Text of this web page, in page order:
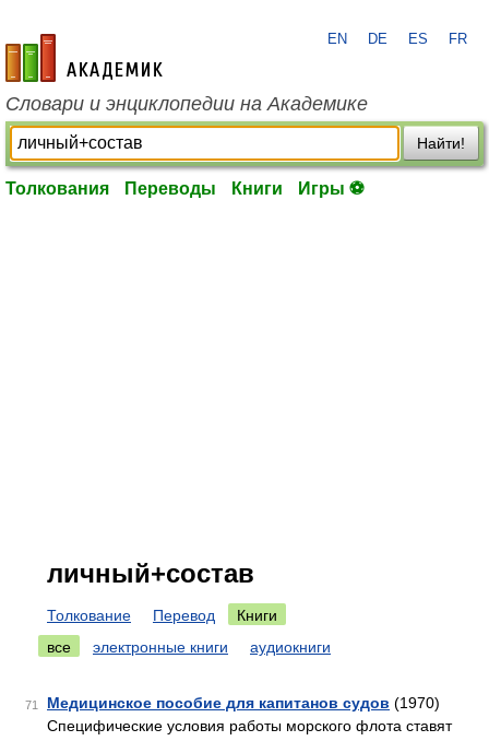
academic.ru
EN DE ES FR
Словари и энциклопедии на Академике
Найти!
Толкования Переводы Книги Игры ⚽
личный+состав
Толкование Перевод
Книги
все
электронные книги аудиокниги
71 Медицинское пособие для капитанов судов (1970)
Специфические условия работы морского флота ставят